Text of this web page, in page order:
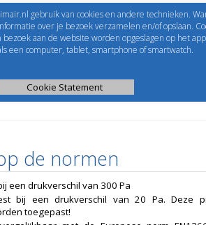
EShop-nummer
Wachtwoord
Selectie tools
gebruik van cookies en andere technieken.
over je bezoek verzamelen en/of opslaan.
aan de website worden opgeslagen op het
een computer, tablet, smartphone of smartwatch.
Cookie Statement
de normen
een drukverschil van 300 Pa
bij een drukverschil van 20 Pa. Deze
toegepast!